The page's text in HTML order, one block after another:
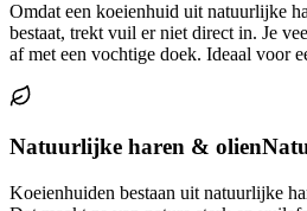
Omdat een koeienhuid uit natuurlijke
bestaat, trekt vuil er niet direct in. Je
af met een vochtige doek. Ideaal voor
Natuurlijke haren & olien
Koeienhuiden bestaan uit natuurlijke